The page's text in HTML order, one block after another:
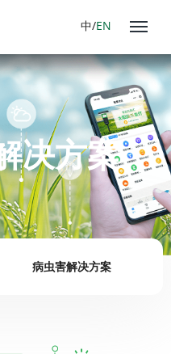
中/EN
决方案
病虫害解决方案